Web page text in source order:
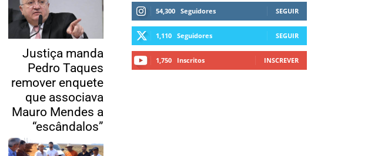
Justiça manda
Pedro Taques
remover enquete
que associava
Mauro Mendes a
“escândalos”
54,300 Seguidores SEGUIR
1,110 Seguidores SEGUIR
1,750 Inscritos INSCREVER